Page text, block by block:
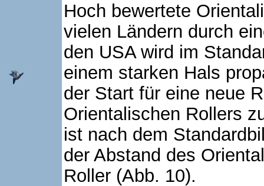
Hoch bewertete
vielen Ländern durch
den USA wird im
einem starken Hals
der Start für eine neue
Orientalischen Rollers
ist nach dem
der Abstand des
Roller (Abb. 10).